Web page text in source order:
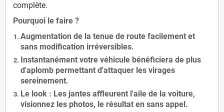
complète.
Pourquoi le faire ?
Augmentation de la tenue de route facilement et
sans modification irréversibles.
Instantanément votre véhicule bénéficiera de plus
d'aplomb permettant d'attaquer les virages
sereinement.
Le look : Les jantes affleurent l'aile de la voiture,
visionnez les photos, le résultat en sans appel.